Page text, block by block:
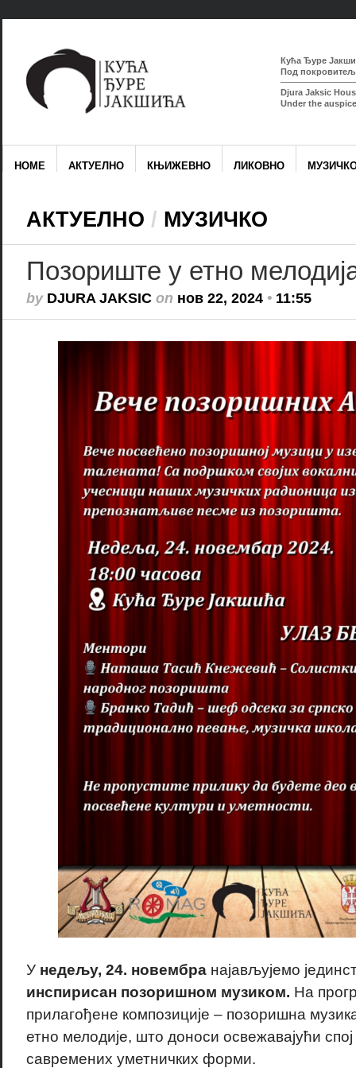
Кућа Ђуре
Под
Djura Jaksic
Under the
HOME АКТУЕЛНО КЊИЖЕВНО ЛИКОВНО
АКТУЕЛНО / МУЗИЧКО
Позориште у етно
by DJURA JAKSICon нов 22, 2024• 11:55
У недељу, 24. новембранајављујемо
инспирисан позоришном музиком. На
прилагођене композиције – позоришна
етно мелодије, што доноси освежавајући
савремених уметничких форми.